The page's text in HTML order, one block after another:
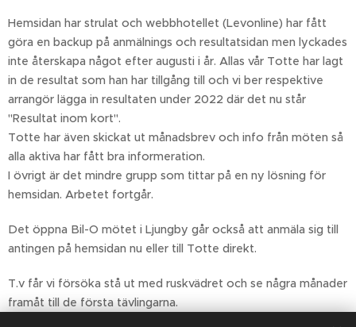
Hemsidan har strulat och webbhotellet (Levonline) har fått
göra en backup på anmälnings och resultatsidan men lyckades
inte återskapa något efter augusti i år. Allas vår Totte har lagt
in de resultat som han har tillgång till och vi ber respektive
arrangör lägga in resultaten under 2022 där det nu står
"Resultat inom kort".
Totte har även skickat ut månadsbrev och info från möten så
alla aktiva har fått bra informeration.
I övrigt är det mindre grupp som tittar på en ny lösning för
hemsidan. Arbetet fortgår.
Det öppna Bil-O mötet i Ljungby går också att anmäla sig till
antingen på hemsidan nu eller till Totte direkt.
T.v får vi försöka stå ut med ruskvädret och se några månader
framåt till de första tävlingarna.